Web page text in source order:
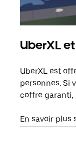
UberXL
UberXL est
personnes. Si
coffre garanti,
En savoir plus